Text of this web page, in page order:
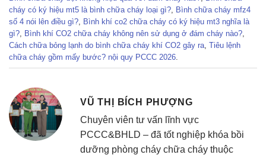
cháy có ký hiệu mt5 là bình chữa cháy loại gì? Bình chữa cháy mfz4
số 4 nói lên điều gì? Bình khí co2 chữa cháy có ký hiệu mt3 nghĩa là
gì? Bình khí CO2 chữa cháy không nên sử dụng ở đám cháy nào?
Cách chữa bỏng lạnh do bình chữa cháy khí CO2 gây ra Tiêu lệnh
chữa cháy gồm mấy bước? nội quy PCCC 2026
VŨ THỊ BÍCH PHƯỢNG
Chuyên viên tư vấn lĩnh vực
PCCC&BHLD – đã tốt nghiệp khóa bồi
dưỡng phòng cháy chữa cháy thuộc